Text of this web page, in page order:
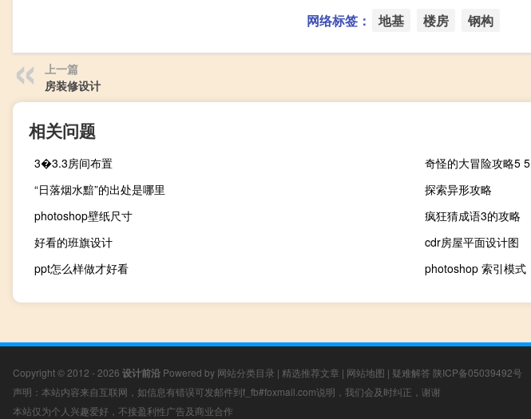
网络标签： 地基 楼房 钢构
上一篇
房装修设计
相关问题
3�3.3房间布置
奇怪的大冒险攻略5 5
“日落烟水黯”的出处是哪里
探索异形攻略
photoshop壁纸尺寸
疯狂猜成语3的攻略
好看的班旗设计
cdr房屋平面设计图
ppt怎么样做才好看
photoshop 索引模式
Copyright © 2012 - 2026 设计前沿 Powered by 网站分类目录 | 精选推荐文章 | 网站地图 | 疑难解答 陕ICP备05039492号
声明：本站内容来自互联网，如信息有错误可发邮件到f_fb#foxmail.com说明，我们会及时纠正，谢谢
本站仅为个人兴趣爱好，不接盈利性广告及商业合作